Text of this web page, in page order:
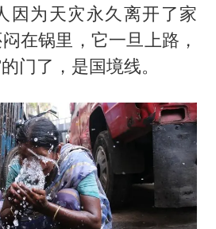
因为天灾永久离开了家
在锅里，它一旦上路，
门了，是国境线。